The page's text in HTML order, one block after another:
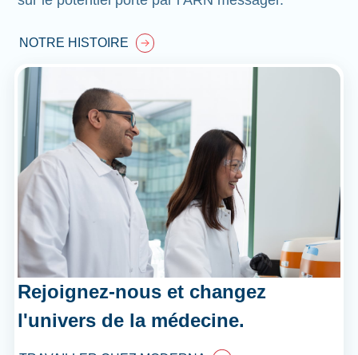
NOTRE HISTOIRE
Rejoignez-nous et changez
l'univers de la médecine.